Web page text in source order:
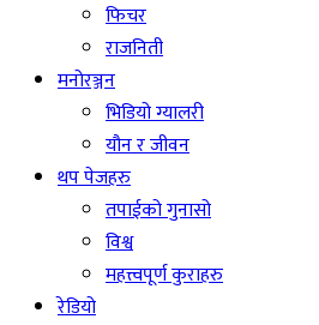
फिचर
राजनिती
मनोरञ्जन
भिडियो ग्यालरी
यौन र जीवन
थप पेजहरु
तपाईको गुनासो
विश्व
महत्त्वपूर्ण कुराहरु
रेडियो